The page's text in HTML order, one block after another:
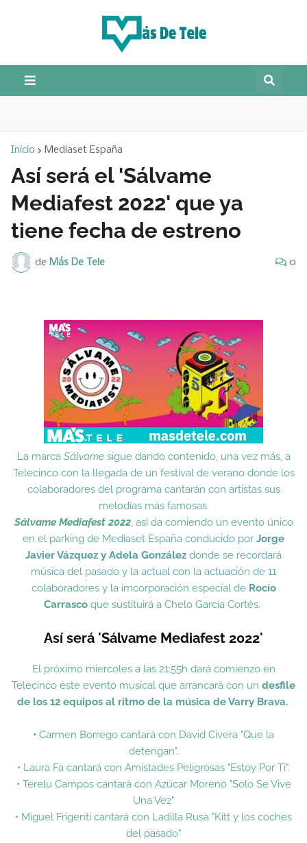
Inicio Mediaset España
Así será el 'Sálvame
Mediafest 2022' que ya
tiene fecha de estreno
de Más De Tele 0
La marca Sálvamesigue dando contenido, una vez más, a
Telecinco con la llegada de un festival de verano donde los
colaboradores del programa cantarán con artistas sus
melodías más famosas.
Sálvame Mediafest 2022, así da comiendo un evento único
en el parking de Mediaset España conducido por Jorge
Javier Vázquez y Adela González donde se recordará
música del pasado y la actual con la actuación de 11
colaboradores y la imcorporación especial de Rocío
Carrasco que sustituirá a Chelo García Cortés.
Así será 'Sálvame Mediafest 2022'
El próximo miercoles a las 21:55h dará comienzo en
Telecinco este evento musical que arrancará con un desfile
de los 12 equipos al ritmo de la música de Varry Brava.
• Carmen Borrego cantará con David Civera "Que la
detengan".
• Laura Fa cantará con Amistades Peligrosas "Estoy Por Ti".
• Terelu Campos cantará con Azúcar Moreno "Solo Se Vive
Una Vez"
• Miguel Frigenti cantará con Ladilla Rusa "Kitt y los coches
del pasado"